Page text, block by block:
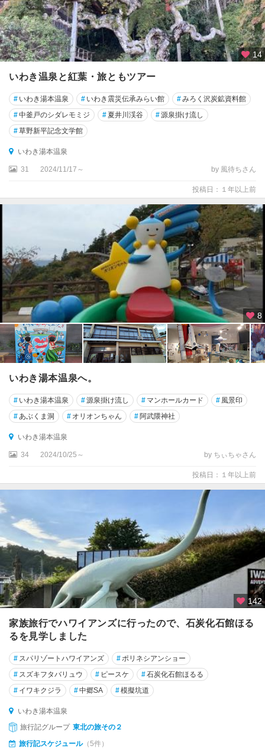
14
いわき温泉と紅葉・旅ともツアー
# いわき湯本温泉 # いわき震災伝承みらい館 #みろく沢炭鉱資料館
#中釜戸のシダレモミジ # 夏井川渓谷 #源泉掛け流し
#草野新平記念文学館
いわき湯本温泉
31 2024/11/17～ by 風待ちさん
投稿日：１年以上前
8
いわき湯本温泉へ。
# いわき湯本温泉 #源泉掛け流し # マンホールカード # 風景印
# あぶくま洞 # オリオンちゃん #阿武隈神社
いわき湯本温泉
34 2024/10/25～ by ちぃちゃさん
投稿日：１年以上前
142
家族旅行でハワイアンズに行ったので、石炭化石館ほる
るを見学しました
# スパリゾートハワイアンズ # ポリネシアンショー
# スズキフタバリュウ # ピースケ #石炭化石館ほるる
# イワキクジラ #中郷SA #模擬坑道
いわき湯本温泉
旅行記グループ 東北の旅その２
旅行記スケジュール（5件）